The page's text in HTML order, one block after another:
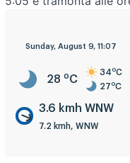
Sunday, August 9, 11:07
28 oC
34 oC
27 oC
3.6 kmh WNW
7.2 kmh, WNW
kmh
8:00
7.2 kmh
11:00
33oC
3.6 kmh